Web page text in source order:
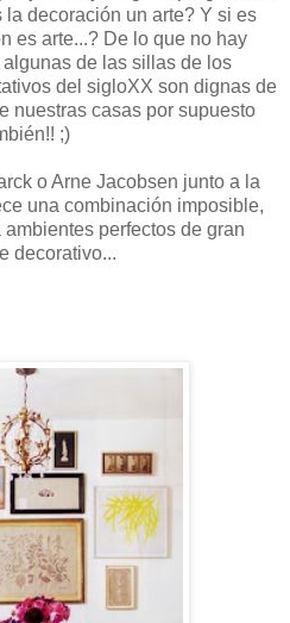
decoración un arte? Y si es
es arte...? De lo que no hay
de las sillas de los
del sigloXX son dignas de
nuestras casas por supuesto
;)
o Arne Jacobsen junto a la
una combinación imposible,
perfectos de gran
decorativo...